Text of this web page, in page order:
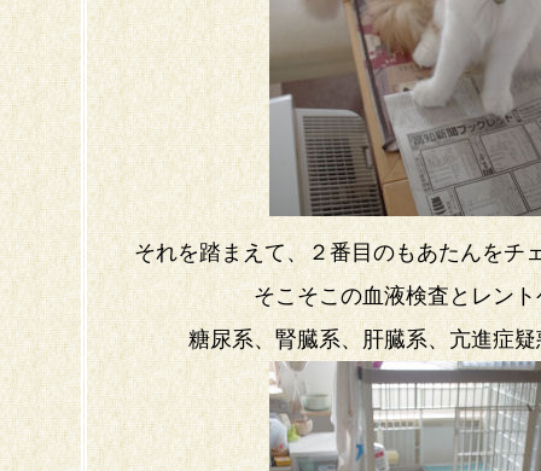
それを踏まえて、２番目のもあたんをチ
そこそこの血液検査とレン
糖尿系、腎臓系、肝臓系、亢進症